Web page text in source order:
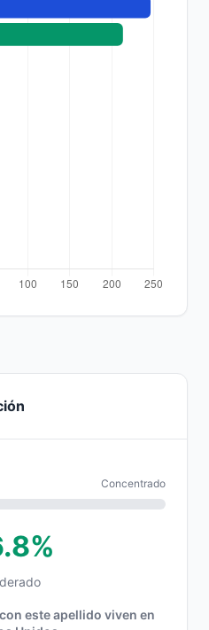
Concentrado
este apellido viven en